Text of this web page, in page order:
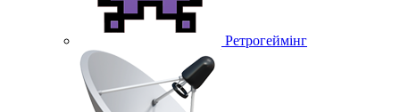
Ретрогеймінг